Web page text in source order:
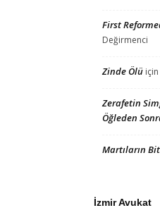
First
Değirmenci
Zinde Ölü için
Zerafetin
Öğleden
Martıların
İzmir Avukat